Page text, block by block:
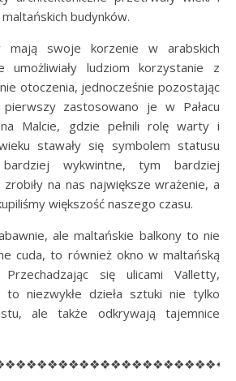
budynków.
mają swoje korzenie w arabskich
umożliwiały ludziom korzystanie z
otoczenia, jednocześnie pozostając
zastosowano je w Pałacu
Malcie, gdzie pełnili rolę warty i
stawały się symbolem statusu
bardziej wykwintne, tym bardziej
na nas największe wrażenie, a
większość naszego czasu.
ale maltańskie balkony to nie
cuda, to również okno w maltańską
się ulicami Valletty,
niezwykłe dzieła sztuki nie tylko
ale także odkrywają tajemnice